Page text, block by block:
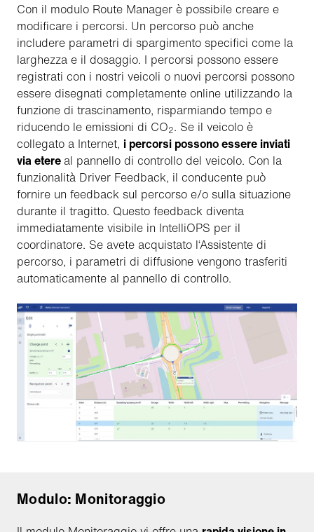
Con il modulo Route Manager è possibile creare e
modificare i percorsi. Un percorso può anche
includere parametri di spargimento specifici come la
larghezza e il dosaggio. I percorsi possono essere
registrati con i nostri veicoli o nuovi percorsi possono
essere disegnati completamente online utilizzando la
funzione di trascinamento, risparmiando tempo e
riducendo le emissioni di CO2. Se il veicolo è
collegato a Internet, i percorsi possono essere inviati
via etere al pannello di controllo del veicolo. Con la
funzionalità Driver Feedback, il conducente può
fornire un feedback sul percorso e/o sulla situazione
durante il tragitto. Questo feedback diventa
immediatamente visibile in IntelliOPS per il
coordinatore. Se avete acquistato l‘Assistente di
percorso, i parametri di diffusione vengono trasferiti
automaticamente al pannello di controllo.
Modulo: Monitoraggio